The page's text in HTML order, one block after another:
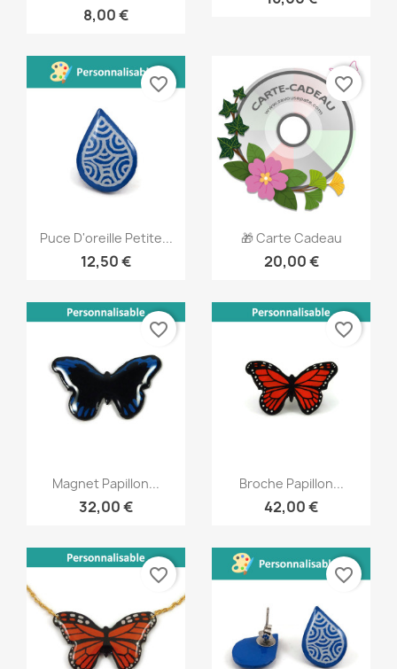
8,00 €
Aperçu rapide
Puce D'oreille Petite...
12,50 €
favorite_border
Aperçu rapide
🎁 Carte Cadeau
20,00 €
favorite_border
Aperçu rapide
Magnet Papillon...
32,00 €
favorite_border
Aperçu rapide
Broche Papillon...
42,00 €
favorite_border
favorite_border favorite_border